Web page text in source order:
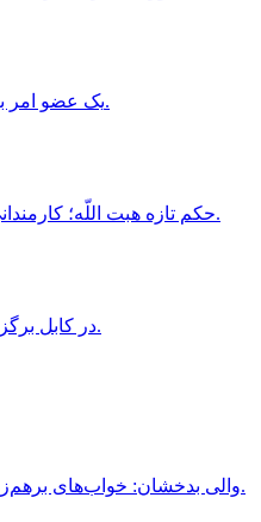
يک عضو امر به معروف طالبان در حمله اى در قندهار كشته شد.
حكم تازه هبت اللّه؛ كارمندانى كه ريش نگذارند و لنگى نپوشند، منفک مى شوند.
شانزدهمين نشست علمى بين المللى FMIC در كابل برگزار شد.
والی بدخشان: خواب‌های برهم‌زدن نظام اسلامی را با خود به قبر خواهید برد.